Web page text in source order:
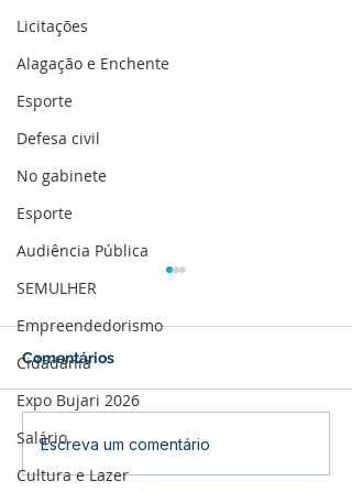
Licitações
Alagação e Enchente
Esporte
Defesa civil
No gabinete
Esporte
Audiência Pública
SEMULHER
Empreendedorismo
Cidadania
Expo Bujari 2026
Salário
Cultura e Lazer
Dinheiro no bolso e
comércio aquecido:
Comentários
Escreva um comentário